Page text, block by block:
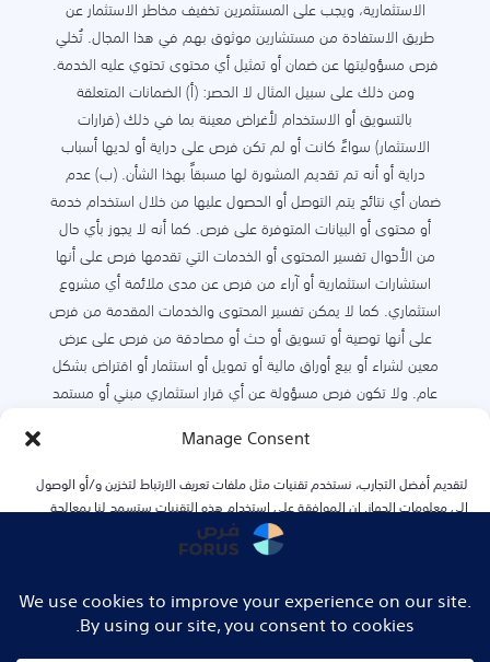
Manage Consent
لتقديم أفضل التجارب، نستخدم تقنيات مثل ملفات تعريف الارتباط لتخزين و/أو الوصول
إلى معلومات الجهاز. إن الموافقة على استخدام هذه التقنيات ستسمح لنا بمعالجة
البيانات مثل سلوك التصفح أو المعرّفات الفريدة على هذا الموقع. عدم الموافقة أو
سحب الموافقة قد يؤثر سلبًا على بعض الميزات والوظائف
Accept
الاستثمارية، ويجب على المستثمرين تخفيف مخاطر الاستثمار عن
طريق الاستفادة من مستشارين موثوق بهم في هذا المجال. تُخلي
فرص مسؤوليتها عن ضمان أو تمثيل أي محتوى تحتوي عليه الخدمة.
ومن ذلك على سبيل المثال لا الحصر: (أ) الضمانات المتعلقة
بالتسويق أو الاستخدام لأغراض معينة بما في ذلك (قرارات
الاستثمار) سواءً كانت أو لم تكن فرص على دراية أو لديها أسباب
دراية أو أنه تم تقديم المشورة لها مسبقاً بهذا الشأن. (ب) عدم
ضمان أي نتائج يتم التوصل أو الحصول عليها من خلال استخدام خدمة
أو محتوى أو البيانات المتوفرة على فرص. كما أنه لا يجوز بأي حال
من الأحوال تفسير المحتوى أو الخدمات التي تقدمها فرص على أنها
استشارات استثمارية أو آراء من فرص عن مدى ملائمة أي مشروع
استثماري. كما لا يمكن تفسير المحتوى والخدمات المقدمة من فرص
على أنها توصية أو تسويق أو حث أو مصادقة من فرص على عرض
معين لشراء أو بيع أوراق مالية أو تمويل أو استثمار أو اقتراض بشكل
عام. ولا تكون فرص مسؤولة عن أي قرار استثماري مبني أو مستمد
كما أن المحتوى المتوفر على فرص هو فقط لأغراض معلوماتية، ولا
يمكن العمل أو الاعتماد عليه وحده دون مشورة قانونيه أو تجارية.
وقد تم جمع الخدمات بناءً على أوضاع سابقة ولا ينبغي الاعتماد
عليها في التنبؤ بالأوضاع المستقبلية. فرص غير مسؤولة تماماً عن أي
خسائر تتعلق بالمحتوى أو الخدمات المقدمة على فرص والناتجة عن
أو غير مباشر بما في ذلك على سبيل المثال لا الحصر: خسارة أرباح أو
إيرادات، أو أي خسارة اقتصادية أو تجارية لأي قرار يتم اتخاذه بناءً على